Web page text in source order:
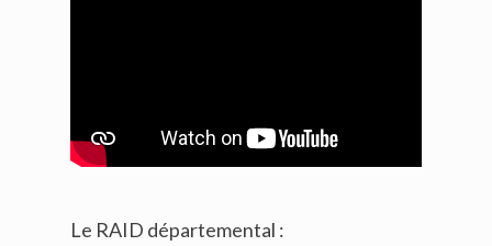
Le RAID départemental :